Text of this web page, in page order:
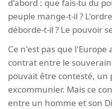
d'abord : que fais-tu du
peuple mange-t-il ?
déborde-t-il ? Le pouvoir
Ce n'est pas que
contrat entre le
pouvait être contesté, un
excommunier. Mais ce
entre un homme et son